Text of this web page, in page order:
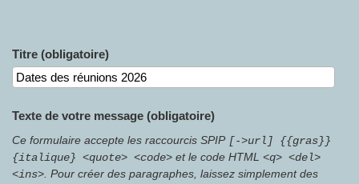
Titre (obligatoire)
Texte de votre message (obligatoire)
Ce formulaire accepte les raccourcis SPIP [->url] {{gras}}
{italique} <quote> <code> et le code HTML<q> <del>
<ins>. Pour créer des paragraphes, laissez simplement des